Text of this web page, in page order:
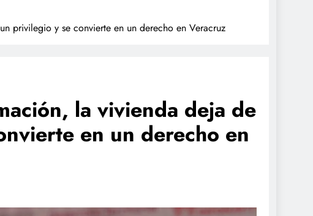
privilegio y se convierte en un derecho en Veracruz
la vivienda deja de
en un derecho en